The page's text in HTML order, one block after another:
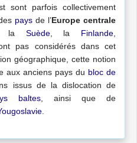
sont parfois collectivement
pays de l’Europe centrale
la Suède, la Finlande
pas considérés dans cet
géographique, cette notion
aux anciens pays du bloc de
issus de la dislocation de
baltes , ainsi que de